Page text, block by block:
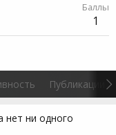
Баллы
1
Публикации
нет ни одного